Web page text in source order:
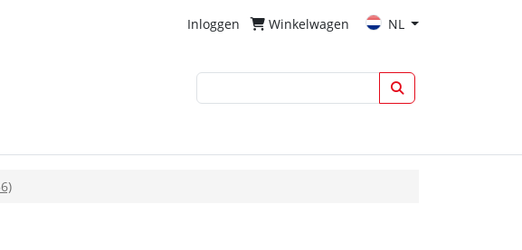
Inloggen Winkelwagen NL